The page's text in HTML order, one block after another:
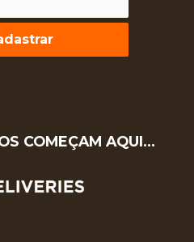
COMEÇAM AQUI…